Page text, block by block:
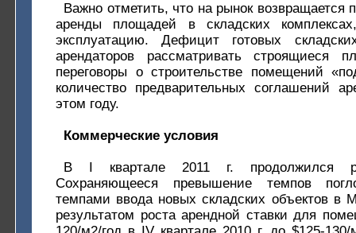
Важно отметить, что на рынок возвращается
аренды площадей в складских
эксплуатацию. Дефицит готовых
арендаторов рассматривать строящиеся
переговоры о строительстве помещений
количество предварительных соглашений
этом году.
Коммерческие условия
В I квартале 2011 г. продолжился
Сохраняющееся превышение темпов
темпами ввода новых складских объектов в
результатом роста арендной ставки для